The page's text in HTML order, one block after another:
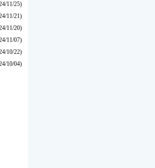
11/25)
11/21)
11/20)
11/07)
10/22)
10/04)